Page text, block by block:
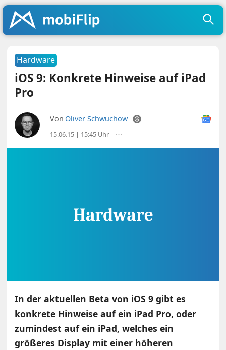
Hardware
iOS 9: Konkrete Hinweise auf iPad
Pro
Von Oliver Schwuchow
15.06.15 | 15:45 Uhr | ⋯
In der aktuellen Beta von iOS 9 gibt es
konkrete Hinweise auf ein iPad Pro, oder
zumindest auf ein iPad, welches ein
größeres Display mit einer höheren